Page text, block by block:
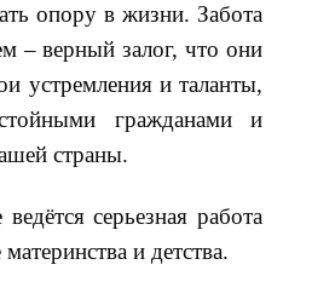
опору в жизни. Забота
– верный залог, что они
устремления и таланты,
гражданами и
страны.
серьезная работа
и детства.